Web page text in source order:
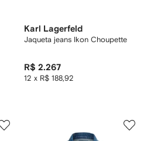
Karl Lagerfeld
Jaqueta jeans Ikon Choupette
R$ 2.267
12 x R$ 188,92